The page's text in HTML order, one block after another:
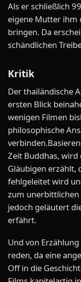
Als er schließlich
eigene Mutter ihm
bringen. Da
schändlichen
Kritik
Der thailändische
ersten Blick
wenigen Filmen
philosophische
Zeit Buddhas, wird
Gläubigen erzählt,
fehlgeleitet wird
zum unerbittlichen
jedoch geläutert
erfährt.
Und von
reden, da eine
Off in die